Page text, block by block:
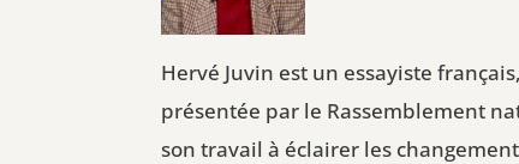
Hervé Juvin est un essayiste
présentée par le Rassemblement
son travail à éclairer les